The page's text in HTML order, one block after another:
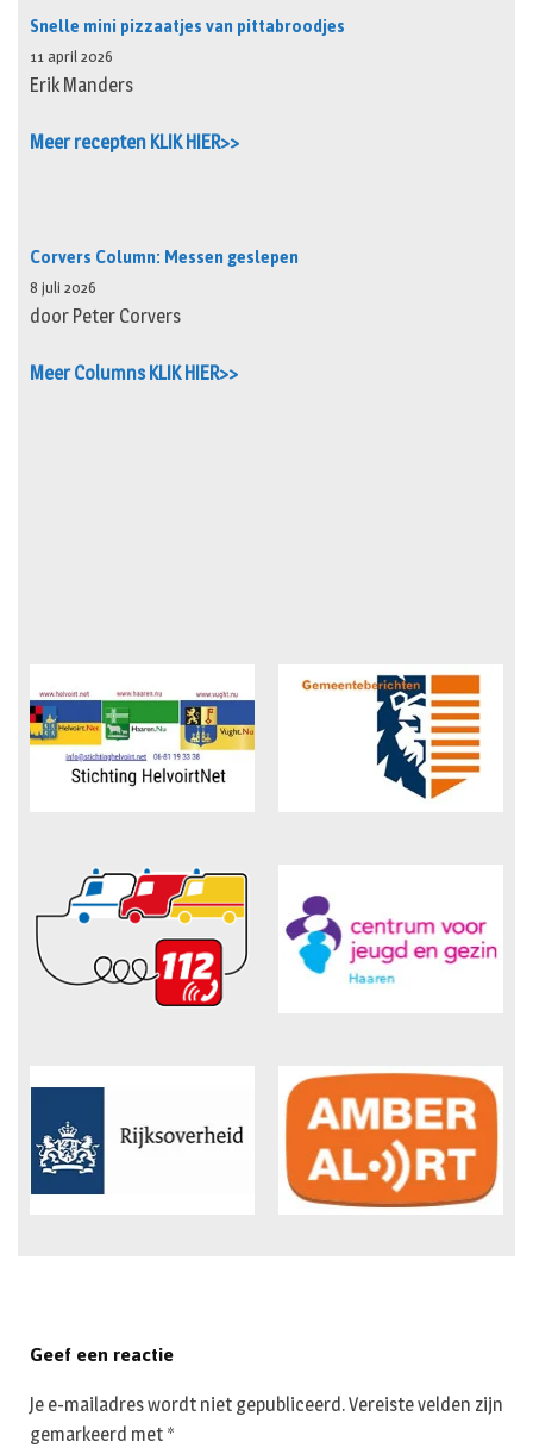
Snelle mini pizzaatjes van pittabroodjes
11 april 2026
Erik Manders
Meer recepten KLIK HIER>>
Corvers Column: Messen geslepen
8 juli 2026
door Peter Corvers
Meer Columns KLIK HIER>>
Geef een reactie
Je e-mailadres wordt niet gepubliceerd.Vereiste velden zijn
gemarkeerd met *